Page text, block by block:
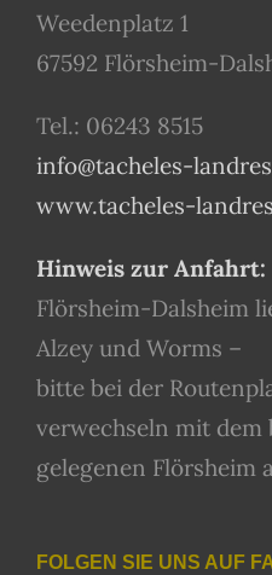
Weedenplatz 1
67592 Flörsheim-
Tel.: 06243 8515
info@tacheles-
www.tacheles-
Hinweis zur Anfahrt:
Flörsheim-Dalsheim
Alzey und Worms –
bitte bei der
verwechseln mit dem
gelegenen Flörsheim
FOLGEN SIE UNS AUF